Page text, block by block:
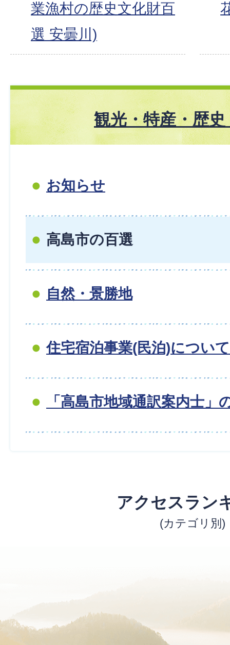
業漁村の歴史文化財百
選 安曇川)
観光・特産・歴
お知らせ
高島市の百選
自然・景勝地
住宅宿泊事業(民泊)について
「高島市地域通訳案内士」
アクセスラン
(カテゴリ別)